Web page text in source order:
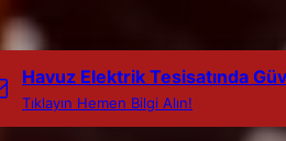
Havuz Elektrik Tesisatında
Tıklayın Hemen Bilgi Alın!